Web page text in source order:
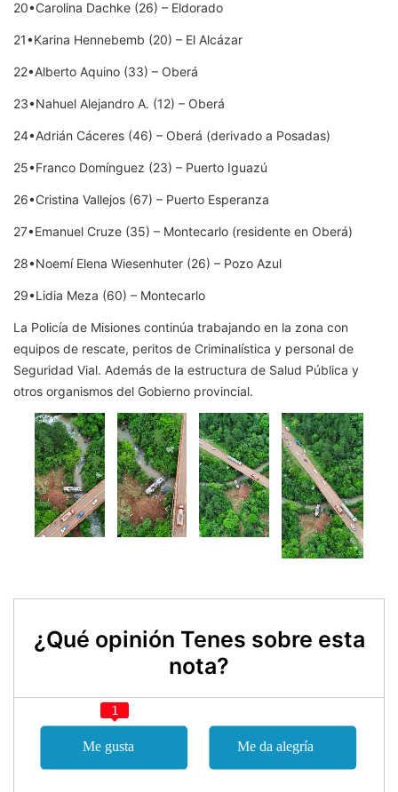
20•Carolina Dachke (26) – Eldorado
21•Karina Hennebemb (20) – El Alcázar
22•Alberto Aquino (33) – Oberá
23•Nahuel Alejandro A. (12) – Oberá
24•Adrián Cáceres (46) – Oberá (derivado a Posadas)
25•Franco Domínguez (23) – Puerto Iguazú
26•Cristina Vallejos (67) – Puerto Esperanza
27•Emanuel Cruze (35) – Montecarlo (residente en Oberá)
28•Noemí Elena Wiesenhuter (26) – Pozo Azul
29•Lidia Meza (60) – Montecarlo
La Policía de Misiones continúa trabajando en la zona con
equipos de rescate, peritos de Criminalística y personal de
Seguridad Vial. Además de la estructura de Salud Pública y
otros organismos del Gobierno provincial.
¿Qué opinión Tenes sobre esta
nota?
1